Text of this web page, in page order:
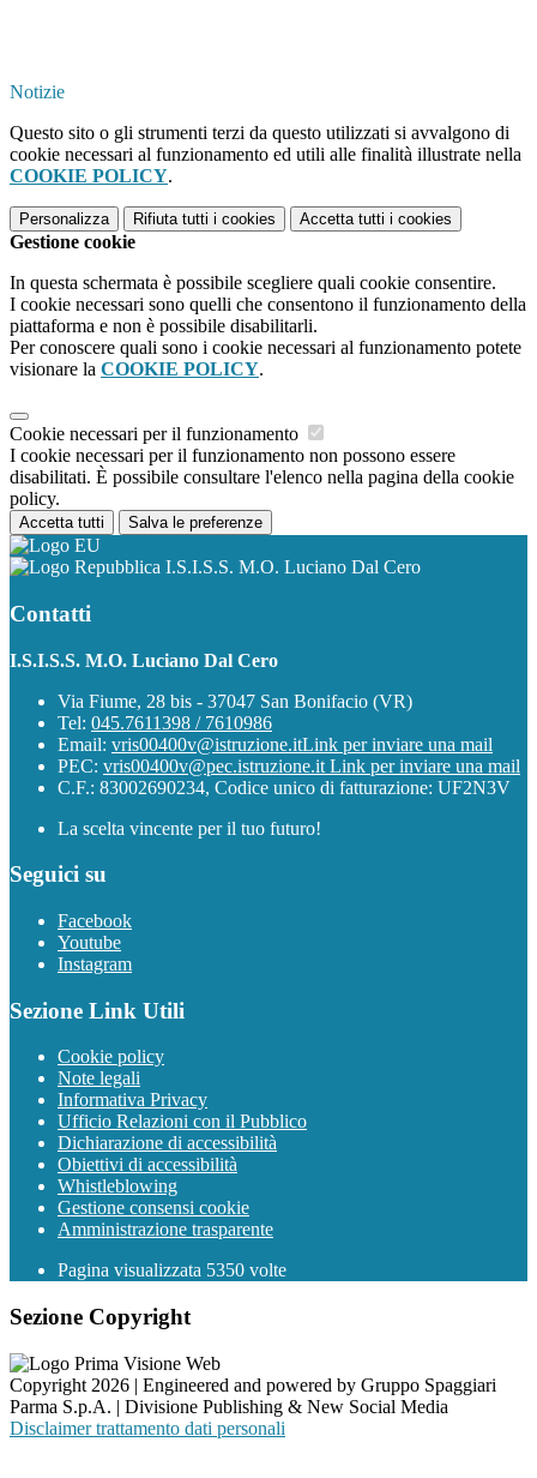
Notizie
Questo sito o gli strumenti terzi da questo utilizzati si avvalgono di
cookie necessari al funzionamento ed utili alle finalità illustrate nella
COOKIE POLICY.
Personalizza Rifiuta tutti i cookies Accetta tutti i cookies
Gestione cookie
In questa schermata è possibile scegliere quali cookie consentire.
I cookie necessari sono quelli che consentono il funzionamento della
piattaforma e non è possibile disabilitarli.
Per conoscere quali sono i cookie necessari al funzionamento potete
visionare la COOKIE POLICY.
Cookie necessari per il funzionamento
I cookie necessari per il funzionamento non possono essere
disabilitati. È possibile consultare l'elenco nella pagina della cookie
policy.
Accetta tutti Salva le preferenze
I.S.I.S.S. M.O. Luciano Dal Cero
Contatti
I.S.I.S.S. M.O. Luciano Dal Cero
Via Fiume, 28 bis - 37047 San Bonifacio (VR)
Tel: 045.7611398 / 7610986
Email: vris00400v@istruzione.itLink per inviare una mail
PEC: vris00400v@pec.istruzione.it Link per inviare una mail
C.F.: 83002690234, Codice unico di fatturazione: UF2N3V
La scelta vincente per il tuo futuro!
Seguici su
Facebook
Youtube
Instagram
Sezione Link Utili
Cookie policy
Note legali
Informativa Privacy
Ufficio Relazioni con il Pubblico
Dichiarazione di accessibilità
Obiettivi di accessibilità
Whistleblowing
Gestione consensi cookie
Amministrazione trasparente
Pagina visualizzata 5350 volte
Sezione Copyright
Copyright 2026 | Engineered and powered by Gruppo Spaggiari
Parma S.p.A. | Divisione Publishing & New Social Media
Disclaimer trattamento dati personali